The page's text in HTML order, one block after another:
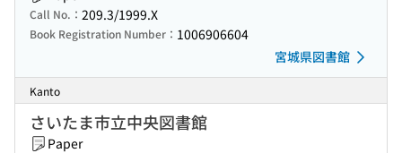
Call No.： 209.3/1999.X
Book Registration Number： 1006906604
宮城県図書館
Kanto
さいたま市立中央図書館
Paper